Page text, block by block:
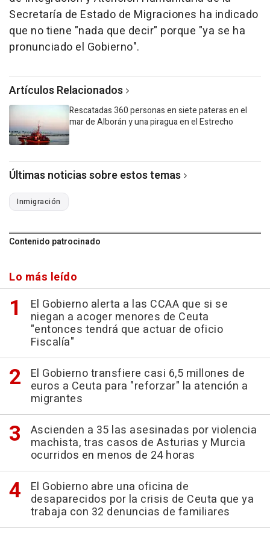
Secretaría de Estado de Migraciones ha indicado
que no tiene "nada que decir" porque "ya se ha
pronunciado el Gobierno".
Artículos Relacionados
Rescatadas 360 personas en siete pateras en el
mar de Alborán y una piragua en el Estrecho
Últimas noticias sobre estos temas
Inmigración
Contenido patrocinado
Lo más leído
El Gobierno alerta a las CCAA que si se
niegan a acoger menores de Ceuta
"entonces tendrá que actuar de oficio
Fiscalía"
El Gobierno transfiere casi 6,5 millones de
euros a Ceuta para "reforzar" la atención a
migrantes
Ascienden a 35 las asesinadas por violencia
machista, tras casos de Asturias y Murcia
ocurridos en menos de 24 horas
El Gobierno abre una oficina de
desaparecidos por la crisis de Ceuta que ya
trabaja con 32 denuncias de familiares